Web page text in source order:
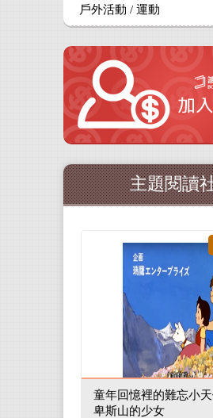
戶外活動 / 運動
主題閱讀
童年回憶裡的難忘小
卑斯山的少女